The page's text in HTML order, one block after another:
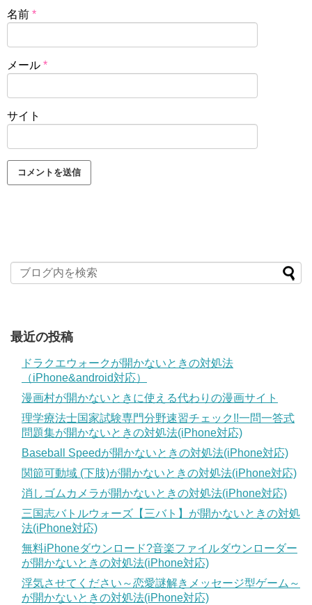
名前 *
メール *
サイト
最近の投稿
ドラクエウォークが開かないときの対処法
（iPhone&android対応）
漫画村が開かないときに使える代わりの漫画サイト
理学療法士国家試験専門分野速習チェック!!一問一答式
問題集が開かないときの対処法(iPhone対応)
Baseball Speedが開かないときの対処法(iPhone対応)
関節可動域 (下肢)が開かないときの対処法(iPhone対応)
消しゴムカメラが開かないときの対処法(iPhone対応)
三国志バトルウォーズ【三バト】が開かないときの対処
法(iPhone対応)
無料iPhoneダウンロード?音楽ファイルダウンローダー
が開かないときの対処法(iPhone対応)
浮気させてください～恋愛謎解きメッセージ型ゲーム～
が開かないときの対処法(iPhone対応)